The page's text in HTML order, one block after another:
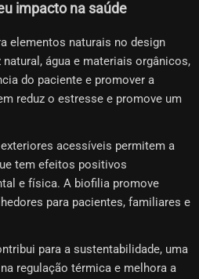
impacto na saúde
elementos naturais no design
água e materiais orgânicos,
do paciente e promover a
reduz o estresse e promove um
acessíveis permitem a
tem efeitos positivos
e física. A biofilia promove
para pacientes, familiares e
para a sustentabilidade, uma
regulação térmica e melhora a